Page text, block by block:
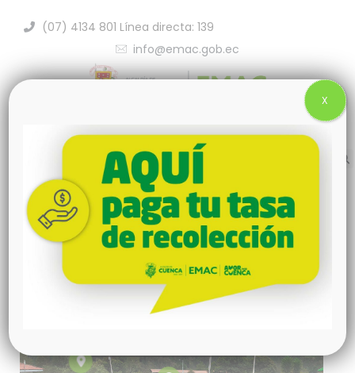
info@emac.gob.ec
(07) 4134 801 Línea directa: 139
Complejo Humanitario de Desarrollo
Pichacay
X